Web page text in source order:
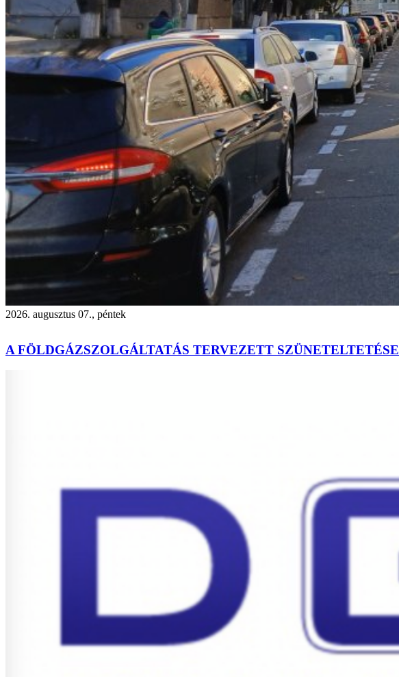
2026. augusztus 07., péntek
A FÖLDGÁZSZOLGÁLTATÁS TERVEZETT SZÜNETELTETÉSE